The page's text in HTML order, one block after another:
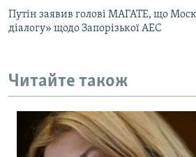
Путін заявив голові МАГАТЕ, що
діалогу» щодо Запорізької АЕС
Читайте також